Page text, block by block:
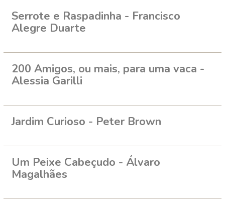
Serrote e Raspadinha - Francisco
Alegre Duarte
200 Amigos, ou mais, para uma vaca -
Alessia Garilli
Jardim Curioso - Peter Brown
Um Peixe Cabeçudo - Álvaro
Magalhães